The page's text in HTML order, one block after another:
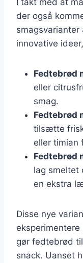
der også
innovative
Fedtebrød
eller
smag.
Fedtebrød
tilsætte
eller timian
Fedtebrød
lag smeltet
en ekstra
Disse nye
gør fedtebrød
snack. Uanset